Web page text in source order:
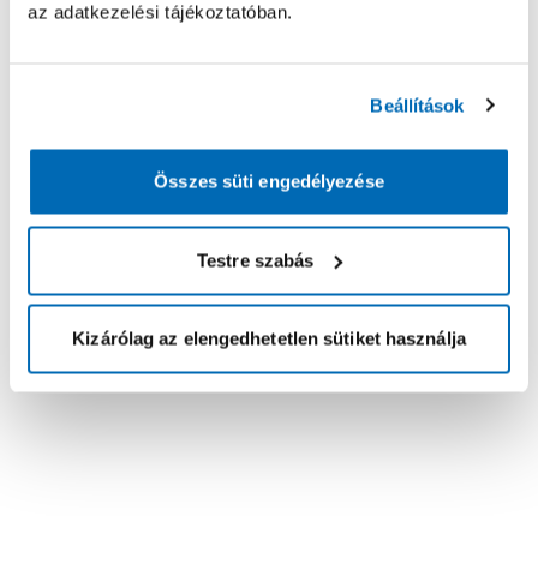
az adatkezelési tájékoztatóban.
Beállítások
Összes süti engedélyezése
Testre szabás
Kizárólag az elengedhetetlen sütiket használja